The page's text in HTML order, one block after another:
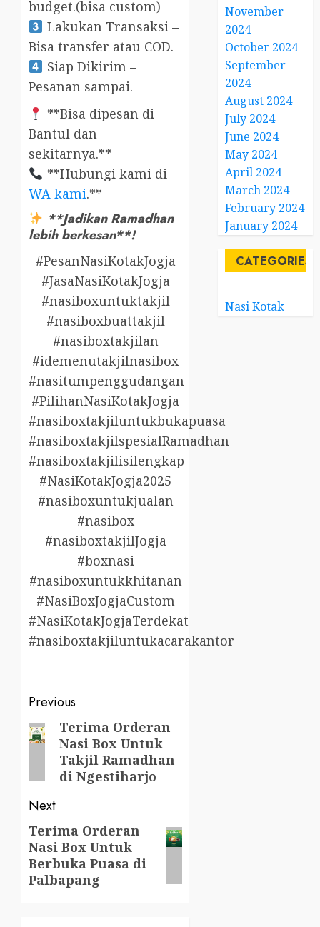
budget.(bisa custom)
Lakukan Transaksi –
Bisa transfer atau COD.
Siap Dikirim –
Pesanan sampai.
**Bisa dipesan di
Bantul dan
sekitarnya.**
**Hubungi kami di
WA kami.**
**Jadikan Ramadhan
lebih berkesan**!
#PesanNasiKotakJogja
#JasaNasiKotakJogja
#nasiboxuntuktakjil
#nasiboxbuattakjil
#nasiboxtakjilan
#idemenutakjilnasibox
#nasitumpenggudangan
#PilihanNasiKotakJogja
#nasiboxtakjiluntukbukapuasa
#nasiboxtakjilspesialRamadhan
#nasiboxtakjilisilengkap
#NasiKotakJogja2025
#nasiboxuntukjualan
#nasibox
#nasiboxtakjilJogja
#boxnasi
#nasiboxuntukkhitanan
#NasiBoxJogjaCustom
#NasiKotakJogjaTerdekat
#nasiboxtakjiluntukacarakantor
Post
navigation
Previous
Previous
post:
Terima Orderan
Nasi Box Untuk
Takjil Ramadhan
di Ngestiharjo
Next
Next
post:
Terima Orderan
Nasi Box Untuk
Berbuka Puasa di
Palbapang
November
2024
October 2024
September
2024
August 2024
July 2024
June 2024
May 2024
April 2024
March 2024
February 2024
January 2024
CATEGORIES
Nasi Kotak